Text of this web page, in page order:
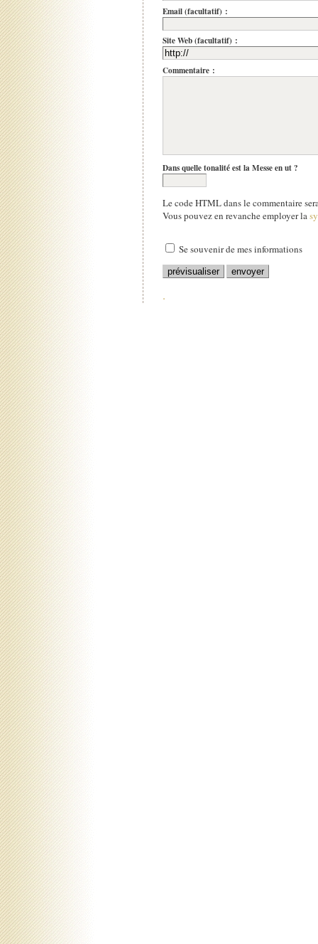
Email (facultatif) :
Site Web (facultatif) :
Commentaire :
Dans quelle tonalité est la Messe en ut ?
Le code HTML dans le commentaire
Vous pouvez en revanche employer la
Se souvenir de mes informations
.